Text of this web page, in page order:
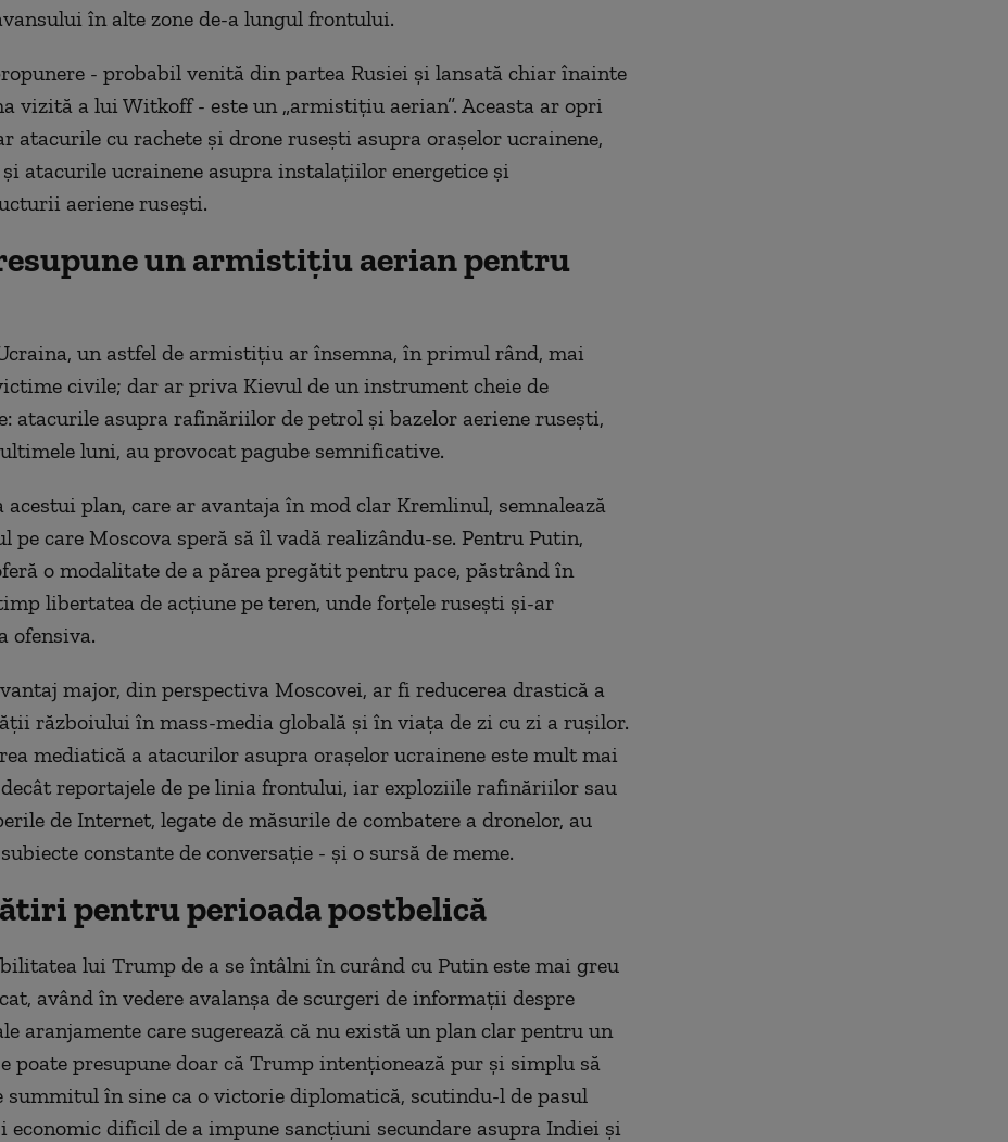
în alte zone de-a lungul frontului.
- probabil venită din partea Rusiei și lansată chiar înainte
vizită a lui Witkoff - este un „armistițiu aerian”. Aceasta ar opri
atacurile cu rachete și drone rusești asupra orașelor ucrainene,
atacurile ucrainene asupra instalațiilor energetice și
aeriene rusești.
un armistițiu aerian pentru
un astfel de armistițiu ar însemna, în primul rând, mai
civile; dar ar priva Kievul de un instrument cheie de
atacurile asupra rafinăriilor de petrol și bazelor aeriene rusești,
luni, au provocat pagube semnificative.
plan, care ar avantaja în mod clar Kremlinul, semnalează
pe care Moscova speră să îl vadă realizându-se. Pentru Putin,
o modalitate de a părea pregătit pentru pace, păstrând în
libertatea de acțiune pe teren, unde forțele rusești și-ar
ofensiva.
major, din perspectiva Moscovei, ar fi reducerea drastică a
războiului în mass-media globală și în viața de zi cu zi a rușilor.
mediatică a atacurilor asupra orașelor ucrainene este mult mai
reportajele de pe linia frontului, iar exploziile rafinăriilor sau
de Internet, legate de măsurile de combatere a dronelor, au
constante de conversație - și o sursă de meme.
pentru perioada postbelică
lui Trump de a se întâlni în curând cu Putin este mai greu
având în vedere avalanșa de scurgeri de informații despre
aranjamente care sugerează că nu există un plan clar pentru un
poate presupune doar că Trump intenționează pur și simplu să
summitul în sine ca o victorie diplomatică, scutindu-l de pasul
economic dificil de a impune sancțiuni secundare asupra Indiei și